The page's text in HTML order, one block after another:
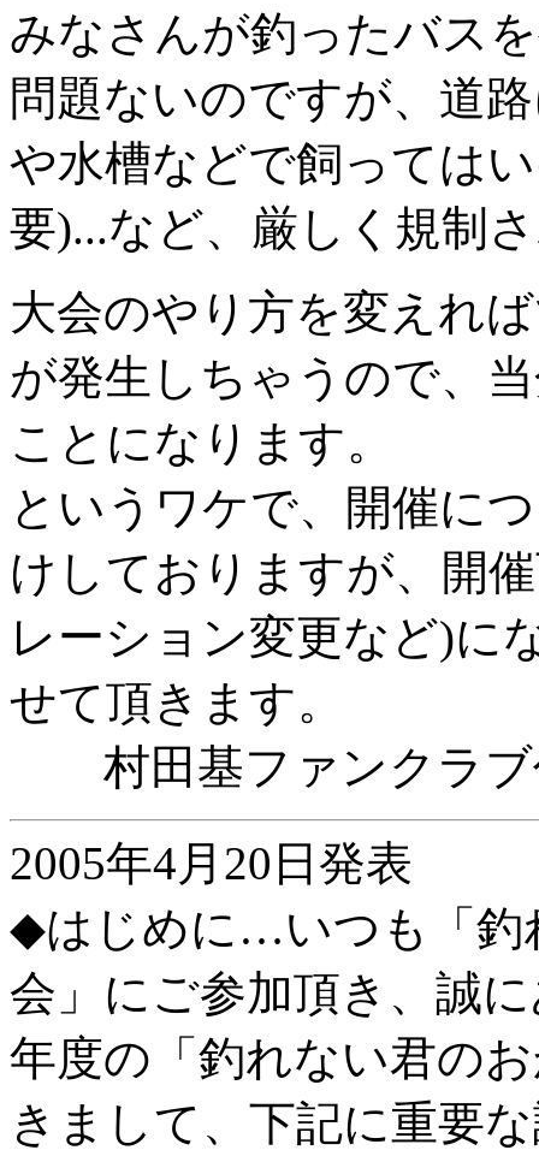
みなさんが釣ったバス
問題ないのですが、道
や水槽などで飼っては
要)...など、厳しく規制
大会のやり方を変えれ
が発生しちゃうので、
ことになります。
というワケで、開催に
けしておりますが、開
レーション変更など)に
せて頂きます。
村田基ファンクラブ
2005年4月20日発表
◆はじめに…いつも「釣
会」にご参加頂き、誠
年度の「釣れない君の
きまして、下記に重要